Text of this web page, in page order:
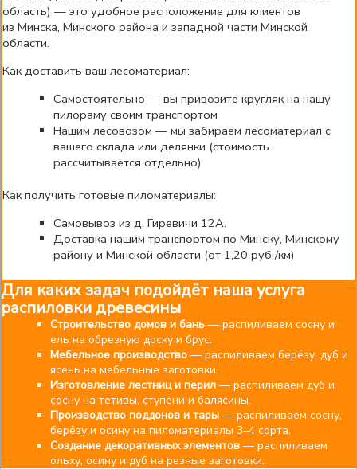
область) — это удобное расположение для клиентов
из Минска, Минского района и западной части Минской
области.
Как доставить ваш лесоматериал:
Самостоятельно — вы привозите кругляк на нашу
пилораму своим транспортом
Нашим лесовозом — мы забираем лесоматериал с
вашего склада или делянки (стоимость
рассчитывается отдельно)
Как получить готовые пиломатериалы:
Самовывоз из д. Гиревичи 12А.
Доставка нашим транспортом по Минску, Минскому
району и Минской области (от 1,20 руб./км)
Для каких задач подойдёт наша услуга
распиловки древесины
Строительство домов и бань — распиливаем сосну и
ель на обрезную доску и брус.
Мебельное производство — распиливаем берёзу, дуб и
ясень на мебельные заготовки.
Изготовление лестниц и перил — распиливаем дуб и
сосну на тетивы, ступени и балясины.
Производство поддонов и тары — распиливаем сосну,
берёзу и осину на пиломатериалы 3–4 сорта.
Создание декоративных элементов — распиливаем
ольху, осину и дуб на резные заготовки.